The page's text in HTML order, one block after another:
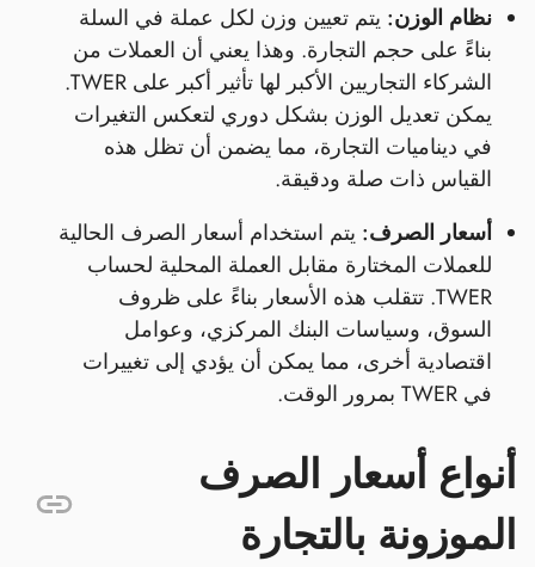
نظام الوزن: يتم تعيين وزن لكل عملة في السلة
بناءً على حجم التجارة. وهذا يعني أن العملات من
الشركاء التجاريين الأكبر لها تأثير أكبر على TWER.
يمكن تعديل الوزن بشكل دوري لتعكس التغيرات
في ديناميات التجارة، مما يضمن أن تظل هذه
القياس ذات صلة ودقيقة.
أسعار الصرف: يتم استخدام أسعار الصرف الحالية
للعملات المختارة مقابل العملة المحلية لحساب
TWER. تتقلب هذه الأسعار بناءً على ظروف
السوق، وسياسات البنك المركزي، وعوامل
اقتصادية أخرى، مما يمكن أن يؤدي إلى تغييرات
في TWER بمرور الوقت.
أنواع أسعار الصرف
الموزونة بالتجارة